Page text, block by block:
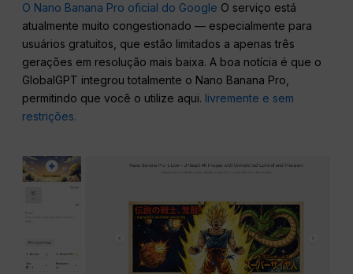
O Nano Banana Pro oficial do Google O serviço está
atualmente muito congestionado — especialmente para
usuários gratuitos, que estão limitados a apenas três
gerações em resolução mais baixa. A boa notícia é que o
GlobalGPT integrou totalmente o Nano Banana Pro,
permitindo que você o utilize aqui. livremente e sem
restrições.